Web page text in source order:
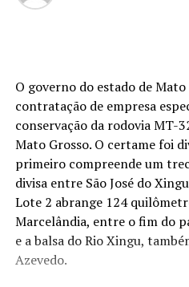
O governo do estado de
contratação de empresa
conservação da rodovia MT-
Mato Grosso. O certame foi
primeiro compreende um
divisa entre São José do
Lote 2 abrange 124
Marcelândia, entre o fim do
e a balsa do Rio Xingu,
Azevedo.